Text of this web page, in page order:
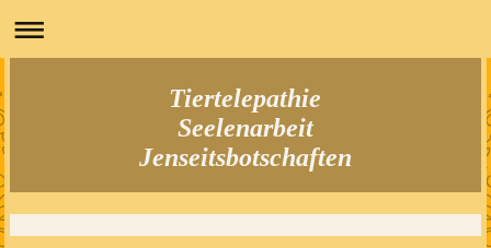
Tiertelepathie
Seelenarbeit
Jenseitsbotschaften